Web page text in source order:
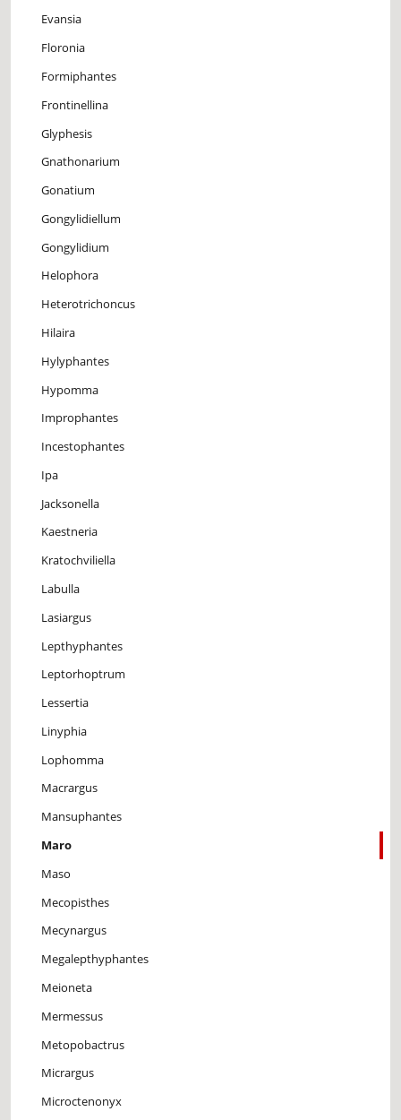
Evansia
Floronia
Formiphantes
Frontinellina
Glyphesis
Gnathonarium
Gonatium
Gongylidiellum
Gongylidium
Helophora
Heterotrichoncus
Hilaira
Hylyphantes
Hypomma
Improphantes
Incestophantes
Ipa
Jacksonella
Kaestneria
Kratochviliella
Labulla
Lasiargus
Lepthyphantes
Leptorhoptrum
Lessertia
Linyphia
Lophomma
Macrargus
Mansuphantes
Maro
Maso
Mecopisthes
Mecynargus
Megalepthyphantes
Meioneta
Mermessus
Metopobactrus
Micrargus
Microctenonyx